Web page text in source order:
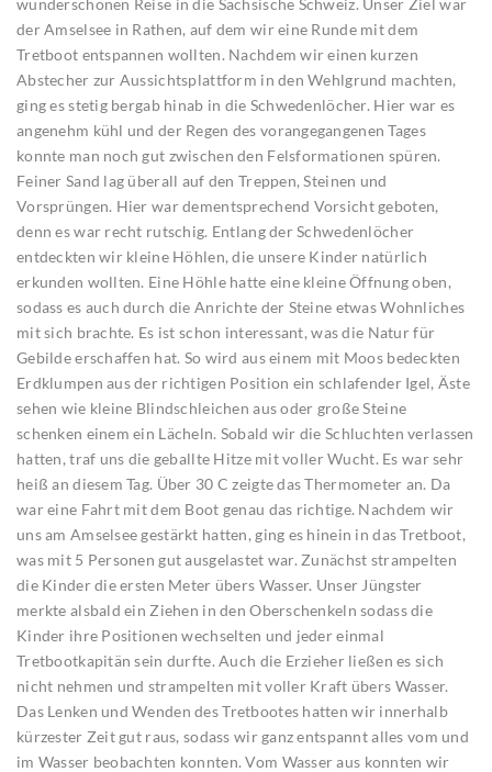
der Amselsee in Rathen, auf dem wir eine Runde mit dem
Tretboot entspannen wollten. Nachdem wir einen kurzen
Abstecher zur Aussichtsplattform in den Wehlgrund machten,
ging es stetig bergab hinab in die Schwedenlöcher. Hier war es
angenehm kühl und der Regen des vorangegangenen Tages
konnte man noch gut zwischen den Felsformationen spüren.
Feiner Sand lag überall auf den Treppen, Steinen und
Vorsprüngen. Hier war dementsprechend Vorsicht geboten,
denn es war recht rutschig. Entlang der Schwedenlöcher
entdeckten wir kleine Höhlen, die unsere Kinder natürlich
erkunden wollten. Eine Höhle hatte eine kleine Öffnung oben,
sodass es auch durch die Anrichte der Steine etwas Wohnliches
mit sich brachte. Es ist schon interessant, was die Natur für
Gebilde erschaffen hat. So wird aus einem mit Moos bedeckten
Erdklumpen aus der richtigen Position ein schlafender Igel, Äste
sehen wie kleine Blindschleichen aus oder große Steine
schenken einem ein Lächeln. Sobald wir die Schluchten verlassen
hatten, traf uns die geballte Hitze mit voller Wucht. Es war sehr
heiß an diesem Tag. Über 30 C zeigte das Thermometer an. Da
war eine Fahrt mit dem Boot genau das richtige. Nachdem wir
uns am Amselsee gestärkt hatten, ging es hinein in das Tretboot,
was mit 5 Personen gut ausgelastet war. Zunächst strampelten
die Kinder die ersten Meter übers Wasser. Unser Jüngster
merkte alsbald ein Ziehen in den Oberschenkeln sodass die
Kinder ihre Positionen wechselten und jeder einmal
Tretbootkapitän sein durfte. Auch die Erzieher ließen es sich
nicht nehmen und strampelten mit voller Kraft übers Wasser.
Das Lenken und Wenden des Tretbootes hatten wir innerhalb
kürzester Zeit gut raus, sodass wir ganz entspannt alles vom und
im Wasser beobachten konnten. Vom Wasser aus konnten wir